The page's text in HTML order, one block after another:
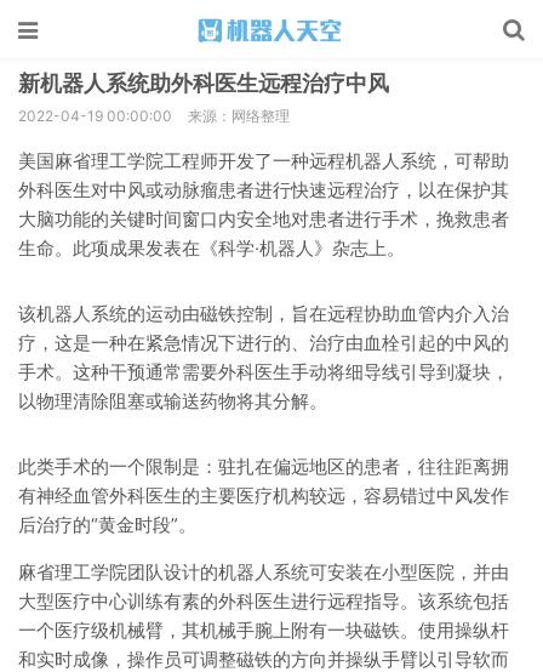
新机器人系统助外科医生远程治疗中风
2022-04-19 00:00:00 来源：网络整理
美国麻省理工学院工程师开发了一种远程机器人系统，可帮助
外科医生对中风或动脉瘤患者进行快速远程治疗，以在保护其
大脑功能的关键时间窗口内安全地对患者进行手术，挽救患者
生命。此项成果发表在《科学·机器人》杂志上。
该机器人系统的运动由磁铁控制，旨在远程协助血管内介入治
疗，这是一种在紧急情况下进行的、治疗由血栓引起的中风的
手术。这种干预通常需要外科医生手动将细导线引导到凝块，
以物理清除阻塞或输送药物将其分解。
此类手术的一个限制是：驻扎在偏远地区的患者，往往距离拥
有神经血管外科医生的主要医疗机构较远，容易错过中风发作
后治疗的“黄金时段”。
麻省理工学院团队设计的机器人系统可安装在小型医院，并由
大型医疗中心训练有素的外科医生进行远程指导。该系统包括
一个医疗级机械臂，其机械手腕上附有一块磁铁。使用操纵杆
和实时成像，操作员可调整磁铁的方向并操纵手臂以引导软而